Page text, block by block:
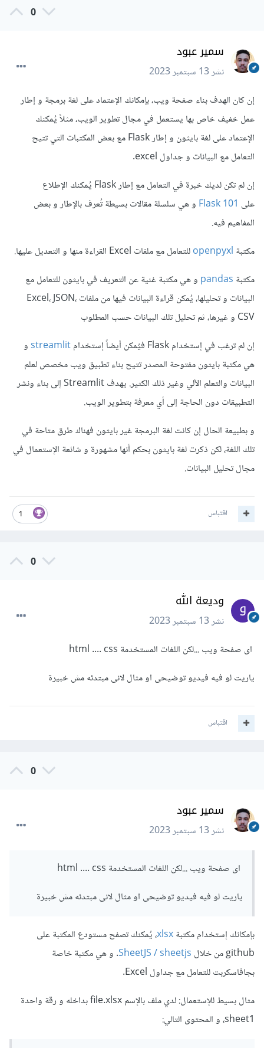
0
سمير عبود
نشر13 سبتمبر 2023
إن كان الهدف بناء صفحة ويب، بإمكانك الإعتماد على لغة برمجة و إطار
عمل خفيف خاص بها يستعمل في مجال تطوير الويب، مثلاً يُمكنك
الإعتماد على لغة بايثون و إطار Flask مع بعض المكتبات التي تتيح
التعامل مع البيانات و جداول excel.
إن لم تكن لديك خبرة في التعامل مع إطار Flask يُمكنك الإطلاع
على Flask 101و هي سلسلة مقالات بسيطة تُعرف بالإطار و بعض
المفاهيم فيه.
مكتبة openpyxlللتعامل مع ملفات Excel القراءة منها و التعديل عليها.
مكتبة pandasو هي مكتبة غنية عن التعريف في بايثون للتعامل مع
البيانات و تحليلها، يُمكن قراءة البيانات فيها من ملفات Excel، JSON،
CSV و غيرها، ثم تحليل تلك البيانات حسب المطلوب
إن لم ترغب في إستخدام Flask فيُمكن أيضاً إستخدام
streamlitو
هي مكتبة بايثون مفتوحة المصدر تتيح بناء تطبيق ويب مخصص لعلم
البيانات والتعلم الآلي وغير ذلك الكثير. يهدف Streamlit إلى بناء ونشر
التطبيقات دون الحاجة إلى أي معرفة بتطوير الويب.
و بطبيعة الحال إن كانت لغة البرمجة غير بايثون فهناك طرق متاحة في
تلك اللغة، لكن ذكرت لغة بايثون بحكم أنها مشهورة و شائعة الإستعمال في
مجال تحليل البيانات.
1 اقتباس
0
وديعة الله
نشر13 سبتمبر 2023
اى صفحة ويب ...لكن اللغات المستخدمة html .... css
ياريت لو فيه فيديو توضيحى او مثال لانى مبتدئه مش خبيرة
اقتباس
0
سمير عبود
نشر13 سبتمبر 2023
اى صفحة ويب ...لكن اللغات المستخدمة html .... css
ياريت لو فيه فيديو توضيحى او مثال لانى مبتدئه مش خبيرة
بإمكانك إستخدام مكتبةxlsx، يُمكنك تصفح مستودع المكتبة على
github من خلال
SheetJS / sheetjs. و هي مكتبة خاصة
بجافاسكربت للتعامل مع جداول Excel.
مثال بسيط للإستعمال: لدي ملف بالإسم file.xlsx بداخله و رقة واحدة
sheet1، و المحتوى التالي: